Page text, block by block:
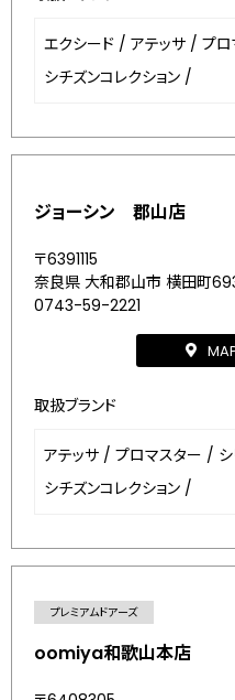
エクシード / アテッサ / プロ
シチズンコレクション /
ジョーシン 郡山店
〒6391115
奈良県 大和郡山市 横田町
0743-59-2221
取扱ブランド
アテッサ / プロマスター /
シチズンコレクション /
プレミアムドアーズ
oomiya和歌山本店